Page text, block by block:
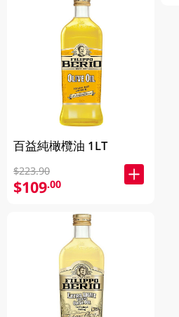
百益純橄欖油 1LT
$223.90
$109.00